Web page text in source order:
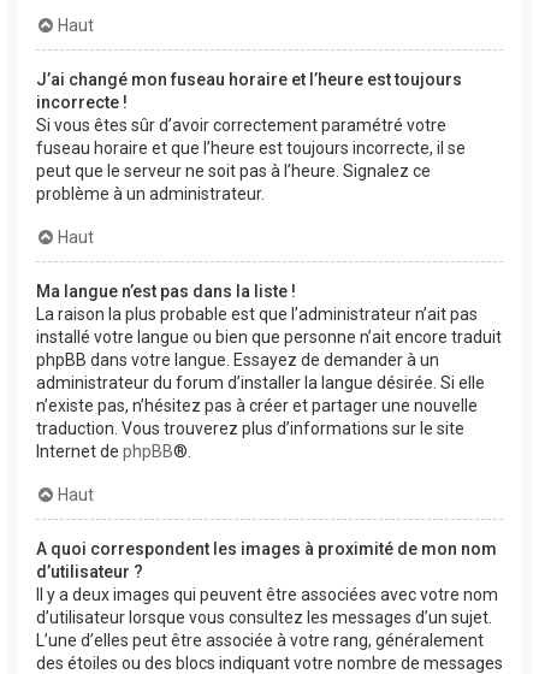
Haut
J’ai changé mon fuseau horaire et l’heure est toujours
incorrecte !
Si vous êtes sûr d’avoir correctement paramétré votre
fuseau horaire et que l’heure est toujours incorrecte, il se
peut que le serveur ne soit pas à l’heure. Signalez ce
problème à un administrateur.
Haut
Ma langue n’est pas dans la liste !
La raison la plus probable est que l’administrateur n’ait pas
installé votre langue ou bien que personne n’ait encore traduit
phpBB dans votre langue. Essayez de demander à un
administrateur du forum d’installer la langue désirée. Si elle
n’existe pas, n’hésitez pas à créer et partager une nouvelle
traduction. Vous trouverez plus d’informations sur le site
Internet de phpBB®.
Haut
A quoi correspondent les images à proximité de mon nom
d’utilisateur ?
Il y a deux images qui peuvent être associées avec votre nom
d’utilisateur lorsque vous consultez les messages d’un sujet.
L’une d’elles peut être associée à votre rang, généralement
des étoiles ou des blocs indiquant votre nombre de messages